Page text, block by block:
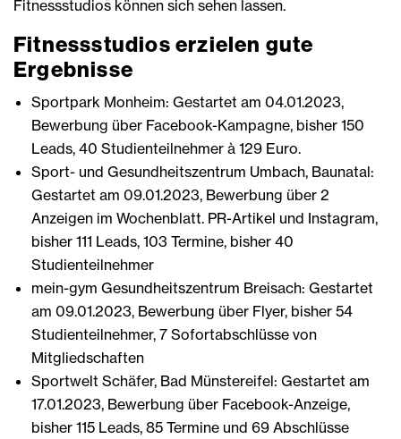
Fitnessstudios können sich sehen lassen.
Fitnessstudios erzielen gute
Ergebnisse
Sportpark Monheim: Gestartet am 04.01.2023,
Bewerbung über Facebook-Kampagne, bisher 150
Leads, 40 Studienteilnehmer à 129 Euro.
Sport- und Gesundheitszentrum Umbach, Baunatal:
Gestartet am 09.01.2023, Bewerbung über 2
Anzeigen im Wochenblatt. PR-Artikel und Instagram,
bisher 111 Leads, 103 Termine, bisher 40
Studienteilnehmer
mein-gym Gesundheitszentrum Breisach: Gestartet
am 09.01.2023, Bewerbung über Flyer, bisher 54
Studienteilnehmer, 7 Sofortabschlüsse von
Mitgliedschaften
Sportwelt Schäfer, Bad Münstereifel: Gestartet am
17.01.2023, Bewerbung über Facebook-Anzeige,
bisher 115 Leads, 85 Termine und 69 Abschlüsse